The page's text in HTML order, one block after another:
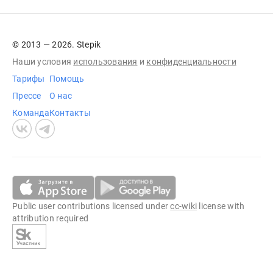
© 2013 — 2026. Stepik
Наши условия использования и конфиденциальности
Тарифы
Прессе
Команда
Помощь
О нас
Контакты
Public user contributions licensed undercc-wiki license with
attribution required